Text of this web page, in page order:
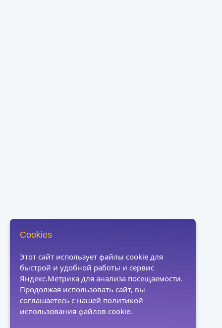
Cookies
Этот сайт использует файлы cookie для
быстрой и удобной работы и сервис
Яндекс.Метрика для анализа посещаемости.
Продолжая использовать сайт, вы
соглашаетесь с нашей политикой
использования файлов cookie.